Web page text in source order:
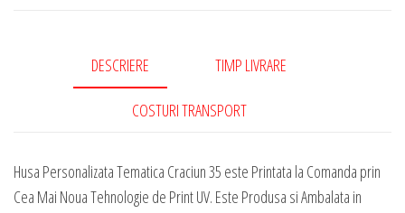
Tematica
DESCRIERE TIMP LIVRARE
COSTURI TRANSPORT
Husa Personalizata Tematica Craciun 35 este Printata la Comanda prin
Cea Mai Noua Tehnologie de Print UV. Este Produsa si Ambalata in